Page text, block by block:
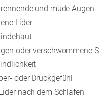
und müde Augen
Lider
oder verschwommene
oder Druckgefühl
nach dem Schlafen